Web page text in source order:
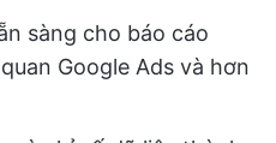
sàng cho báo cáo
Google Ads và hơn